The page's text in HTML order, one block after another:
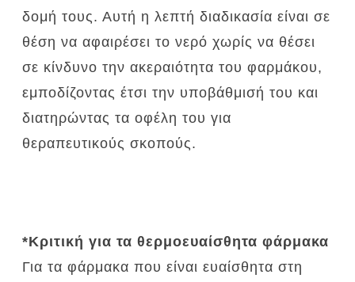
δομή τους. Αυτή η λεπτή διαδικασία είναι σε
θέση να αφαιρέσει το νερό χωρίς να θέσει
σε κίνδυνο την ακεραιότητα του φαρμάκου,
εμποδίζοντας έτσι την υποβάθμισή του και
διατηρώντας τα οφέλη του για
θεραπευτικούς σκοπούς.
*Κριτική για τα θερμοευαίσθητα φάρμακα
Για τα φάρμακα που είναι ευαίσθητα στη